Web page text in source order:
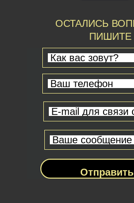
Отправить
ОСТАЛИСЬ
ПИШИТЕ